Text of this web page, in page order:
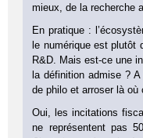
mieux, de la recherche
En pratique :
le numérique est plutôt
R&D. Mais est-ce une
la définition admise ?
de philo et arroser là
Oui, les incitations
ne représentent pas